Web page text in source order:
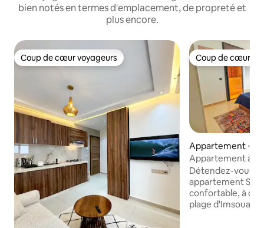
bien notés en termes d'emplacement, de propreté et
plus encore.
Coup de cœur voyageurs
Coup de cœur voyageurs Coup de cœur
Coup de cœur
Appartement ⋅
Appartement
mer et le surf à
Détendez-vous
appartement Surf
confortable, à
plage